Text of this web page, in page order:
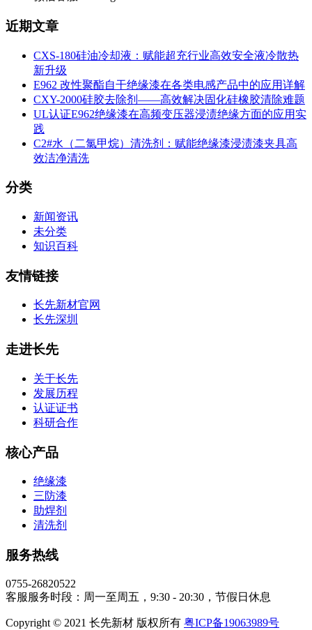
近期文章
CXS-180硅油冷却液：赋能超充行业高效安全液冷散热
新升级
E962 改性聚酯自干绝缘漆在各类电感产品中的应用详解
CXY-2000硅胶去除剂——高效解决固化硅橡胶清除难题
UL认证E962绝缘漆在高频变压器浸渍绝缘方面的应用实
践
C2#水（二氯甲烷）清洗剂：赋能绝缘漆浸渍漆夹具高
效洁净清洗
分类
新闻资讯
未分类
知识百科
友情链接
长先新材官网
长先深圳
走进长先
关于长先
发展历程
认证证书
科研合作
核心产品
绝缘漆
三防漆
助焊剂
清洗剂
服务热线
0755-26820522
客服服务时段：周一至周五，9:30 - 20:30，节假日休息
Copyright © 2021 长先新材 版权所有 粤ICP备19063989号